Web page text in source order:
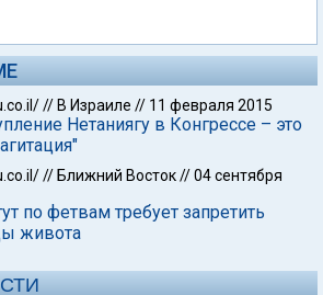
// В Израиле // 11 февраля 2015
Нетаниягу в Конгрессе – это
// Ближний Восток//04 сентября
по фетвам требует запретить
живота